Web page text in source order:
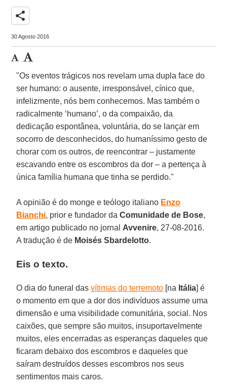
share
30 Agosto 2016
"Os eventos trágicos nos revelam uma dupla face do
ser humano: o ausente, irresponsável, cínico que,
infelizmente, nós bem conhecemos. Mas também o
radicalmente ‘humano’, o da compaixão, da
dedicação espontânea, voluntária, do se lançar em
socorro de desconhecidos, do humaníssimo gesto de
chorar com os outros, de reencontrar – justamente
escavando entre os escombros da dor – a pertença à
única família humana que tinha se perdido."
A opinião é do monge e teólogo italiano Enzo
Bianchi, prior e fundador daComunidade de Bose,
em artigo publicado no jornal Avvenire, 27-08-2016.
A tradução é de Moisés Sbardelotto.
Eis o texto.
O dia do funeral dasvítimas do terremoto [na Itália] é
o momento em que a dor dos indivíduos assume uma
dimensão e uma visibilidade comunitária, social. Nos
caixões, que sempre são muitos, insuportavelmente
muitos, eles encerradas as esperanças daqueles que
ficaram debaixo dos escombros e daqueles que
saíram destruídos desses escombros nos seus
sentimentos mais caros.